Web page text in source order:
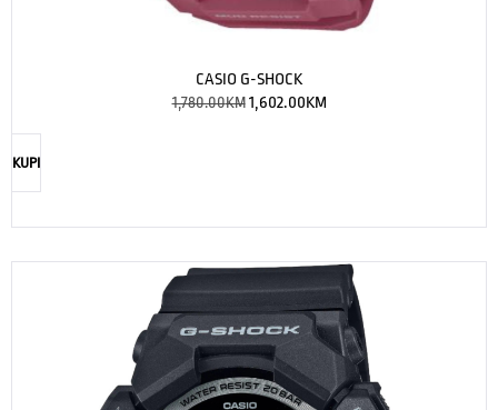
CASIO G-SHOCK
1,780.00KM 1,602.00KM
KUPI